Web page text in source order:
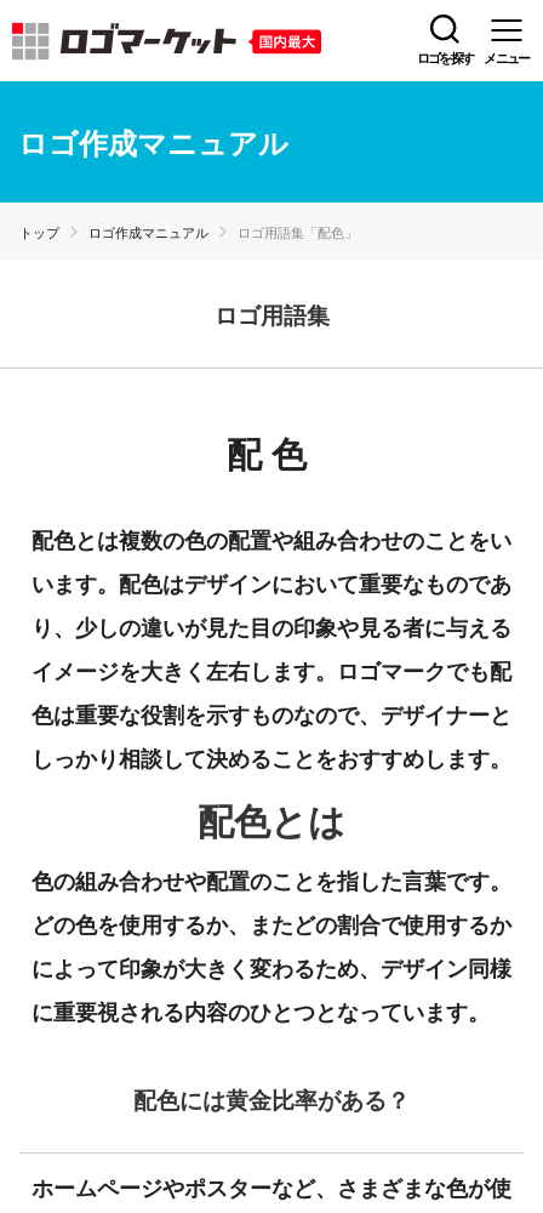
ロゴを探す メニュー
ロゴ作成マニュアル
トップ ロゴ作成マニュアル ロゴ用語集「配色」
ロゴ用語集
配色
配色とは複数の色の配置や組み合わせのことをい
います。配色はデザインにおいて重要なものであ
り、少しの違いが見た目の印象や見る者に与える
イメージを大きく左右します。ロゴマークでも配
色は重要な役割を示すものなので、デザイナーと
しっかり相談して決めることをおすすめします。
配色とは
色の組み合わせや配置のことを指した言葉です。
どの色を使用するか、またどの割合で使用するか
によって印象が大きく変わるため、デザイン同様
に重要視される内容のひとつとなっています。
配色には黄金比率がある？
ホームページやポスターなど、さまざまな色が使